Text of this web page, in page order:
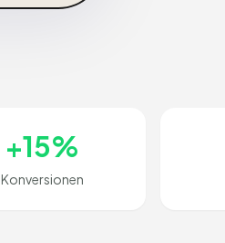
+15%
Konversionen